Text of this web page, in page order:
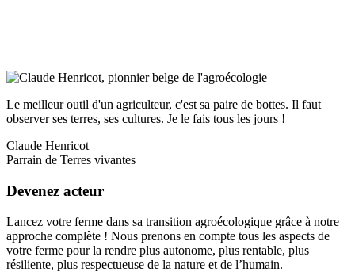
Avatar
Image
Quote
Le meilleur outil d'un agriculteur, c'est sa paire de bottes. Il faut
observer ses terres, ses cultures. Je le fais tous les jours !
Claude Henricot
Cite
Parrain de Terres vivantes
Devenez acteur
Lancez votre ferme dans sa transition agroécologique grâce à notre
approche complète ! Nous prenons en compte tous les aspects de
votre ferme pour la rendre plus autonome, plus rentable, plus
résiliente, plus respectueuse de la nature et de l’humain.